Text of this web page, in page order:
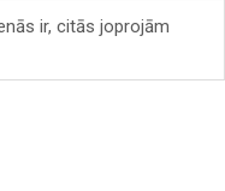
ir, citās joprojām